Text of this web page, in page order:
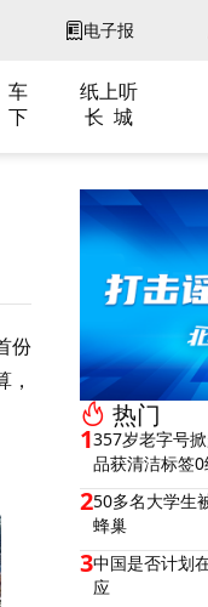
电子报
车
纸上听
下
长 城
份
热门
1357岁老字号
品获清洁标签
250多名大学生
蜂巢
3中国是否计划
应